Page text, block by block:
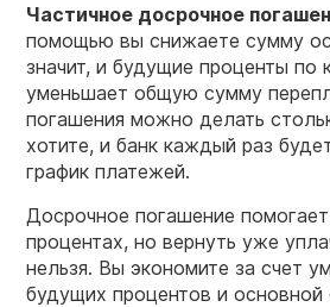
Частичное досрочное
помощью вы снижаете сумму
значит, и будущие проценты по
уменьшает общую сумму
погашения можно делать
хотите, и банк каждый раз
график платежей.
Досрочное погашение
процентах, но вернуть уже
нельзя. Вы экономите за счет
будущих процентов и